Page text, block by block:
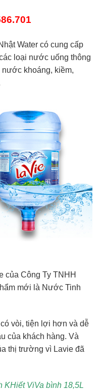
Water có cung cấp
loại nước uống thông
khoáng, kiềm,
của Công Ty TNHH
mới là Nước Tinh
vòi, tiện lợi hơn và dễ
của khách hàng. Và
thị trường vì Lavie đã
KHiết ViVa bình 18,5L